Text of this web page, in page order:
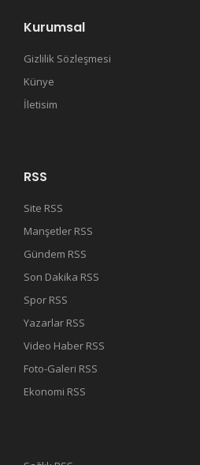
Kurumsal
Gizlilik Sözleşmesi
Künye
İletisim
RSS
Site RSS
Manşetler RSS
Gündem RSS
Son Dakika RSS
Spor RSS
Yazarlar RSS
Video Haber RSS
Foto-Galeri RSS
Ekonomi RSS